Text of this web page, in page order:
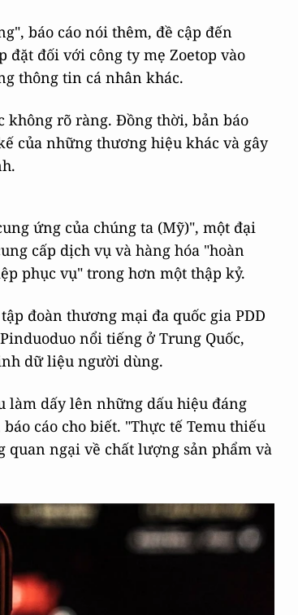
báo cáo nói thêm, đề cập đến
đặt đối với công ty mẹ Zoetop vào
thông tin cá nhân khác.
không rõ ràng. Đồng thời, bản báo
của những thương hiệu khác và gây
ứng của chúng ta (Mỹ)", một đại
cấp dịch vụ và hàng hóa "hoàn
phục vụ" trong hơn một thập kỷ.
đoàn thương mại đa quốc gia PDD
nổi tiếng ở Trung Quốc,
dữ liệu người dùng.
làm dấy lên những dấu hiệu đáng
cáo cho biết. "Thực tế Temu thiếu
ngại về chất lượng sản phẩm và